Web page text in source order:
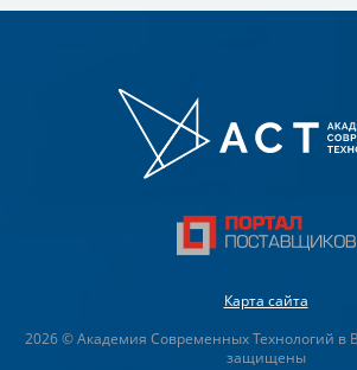
Карта сайта
2026 © Академия Современных Технологий в
защищены